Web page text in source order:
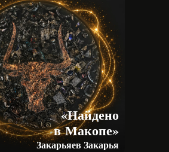
Закарьяев Закарья
«Найдено
в Макопе»